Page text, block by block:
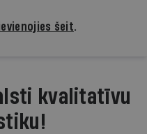
šeit.
kvalitatīvu